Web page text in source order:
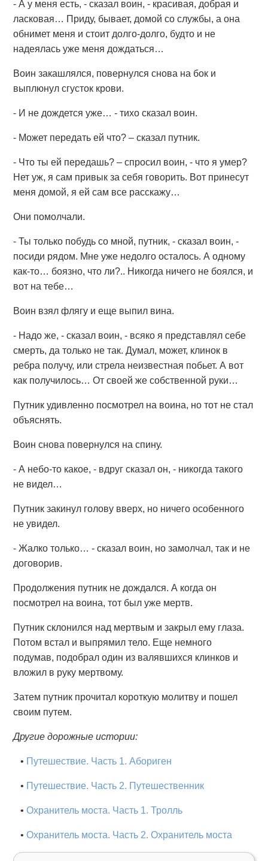
- А у меня есть, - сказал воин, - красивая, добрая и
ласковая… Приду, бывает, домой со службы, а она
обнимет меня и стоит долго-долго, будто и не
надеялась уже меня дождаться…
Воин закашлялся, повернулся снова на бок и
выплюнул сгусток крови.
- И не дождется уже… - тихо сказал воин.
- Может передать ей что? – сказал путник.
- Что ты ей передашь? – спросил воин, - что я умер?
Нет уж, я сам привык за себя говорить. Вот принесут
меня домой, я ей сам все расскажу…
Они помолчали.
- Ты только побудь со мной, путник, - сказал воин, -
посиди рядом. Мне уже недолго осталось. А одному
как-то… боязно, что ли?.. Никогда ничего не боялся, и
вот на тебе…
Воин взял флягу и еще выпил вина.
- Надо же, - сказал воин, - всяко я представлял себе
смерть, да только не так. Думал, может, клинок в
ребра получу, или стрела неизвестная побьет. А вот
как получилось… От своей же собственной руки…
Путник удивленно посмотрел на воина, но тот не стал
объяснять.
Воин снова повернулся на спину.
- А небо-то какое, - вдруг сказал он, - никогда такого
не видел…
Путник закинул голову вверх, но ничего особенного
не увидел.
- Жалко только… - сказал воин, но замолчал, так и не
договорив.
Продолжения путник не дождался. А когда он
посмотрел на воина, тот был уже мертв.
Путник склонился над мертвым и закрыл ему глаза.
Потом встал и выпрямил тело. Еще немного
подумав, подобрал один из валявшихся клинков и
вложил в руку мертвому.
Затем путник прочитал короткую молитву и пошел
своим путем.
Другие дорожные истории:
• Путешествие. Часть 1. Абориген
• Путешествие. Часть 2. Путешественник
•Охранитель моста. Часть 1. Тролль
•Охранитель моста. Часть 2. Охранитель моста